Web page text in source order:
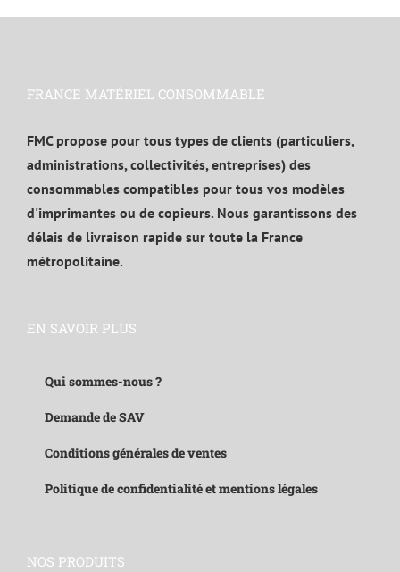
FRANCE MATÉRIEL CONSOMMABLE
FMC propose pour tous types de clients (particuliers,
administrations, collectivités, entreprises) des
consommables compatibles pour tous vos modèles
d'imprimantes ou de copieurs. Nous garantissons des
délais de livraison rapide sur toute la France
métropolitaine.
EN SAVOIR PLUS
Qui sommes-nous ?
Demande de SAV
Conditions générales de ventes
Politique de confidentialité et mentions légales
NOS PRODUITS